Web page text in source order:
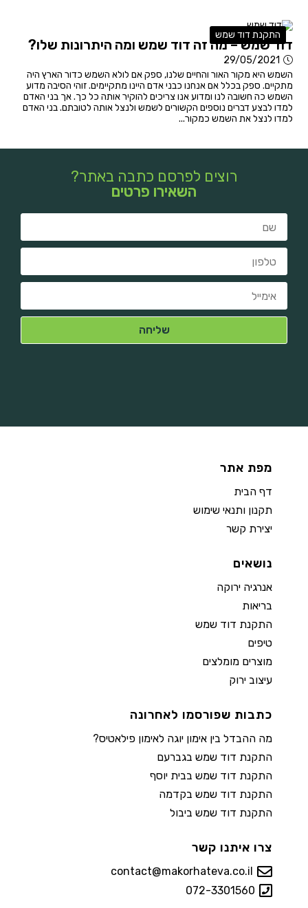
התקנת דוד שמש
דוד שמש – מה זה דוד שמש ומה היתרונות שלו?
29/05/2021
השמש היא מקור האור והחיים שלנו, ספק אם לולא השמש כדור הארץ היה
מתקיים. ספק בכלל אם אנחנו כבני אדם היינו מתקיימים. זוהי הסיבה מדוע
השמש כה חשובה לנו ומדוע אנו צריכים להוקיר אותה כל כך. אך בני האדם
למדו לבצע דברים נוספים הקשורים לשמש ולנצל אותה לטובתם. בני האדם
למדו לנצל את השמש כמקור...
רוצים לפרסם כתבה באתר?
השאירו פרטים
מפת אתר
דף הבית
תקנון ותנאי שימוש
יצירת קשר
נושאים
אנרגיה ירוקה
בריאות
התקנת דוד שמש
טיפים
מוצרים מומלצים
עיצוב ירוק
כתבות שפורסמו לאחרונה
מה ההבדל בין אימון יוגה לאימון פילאטיס?
התקנת דוד שמש בגברעם
התקנת דוד שמש בבית יוסף
התקנת דוד שמש בקדמה
התקנת דוד שמש ביבול
צרו איתנו קשר
contact@makorhateva.co.il
072-3301560